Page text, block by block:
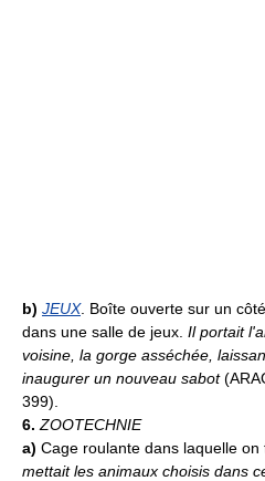
b) JEUX. Boîte ouverte sur un
dans une salle de jeux. Il portait
voisine, la gorge asséchée,
inaugurer un nouveau sabot
399).
6. ZOOTECHNIE
a) Cage roulante dans laquelle on
mettait les animaux choisis dans